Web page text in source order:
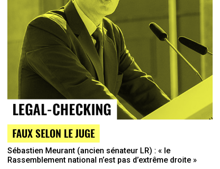
FAUX SELON LE JUGE
Sébastien Meurant (ancien sénateur LR) : « le
Rassemblement national n’est pas d’extrême droite »